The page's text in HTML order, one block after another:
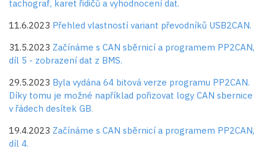
tachograf, karet řidičů a vyhodnocení dat.
11.6.2023 Přehled vlastností variant převodníků USB2CAN.
31.5.2023 Začínáme s CAN sběrnicí a programem PP2CAN,
díl 5 - zobrazení dat z BMS.
29.5.2023 Byla vydána 64 bitová verze programu PP2CAN.
Díky tomu je možné například pořizovat logy CAN sbernice
v řádech desítek GB.
19.4.2023 Začínáme s CAN sběrnicí a programem PP2CAN,
díl 4.